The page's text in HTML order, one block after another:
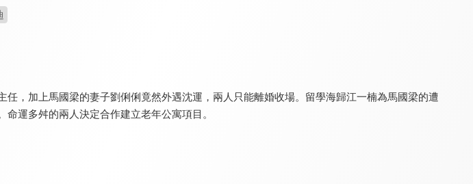
任，加上馬國梁的妻子劉俐俐竟然外遇沈運，兩人只能離婚收場。留學海歸江一楠為馬國梁的遭
運多舛的兩人決定合作建立老年公寓項目。